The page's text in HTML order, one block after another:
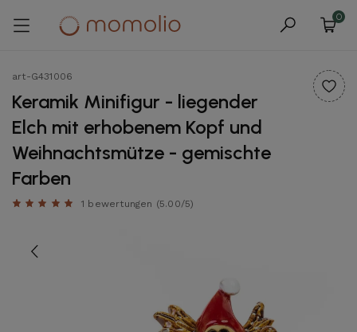
0
art-G431006
Keramik Minifigur - liegender
Elch mit erhobenem Kopf und
Weihnachtsmütze - gemischte
Farben
1 bewertungen (5.00/5)